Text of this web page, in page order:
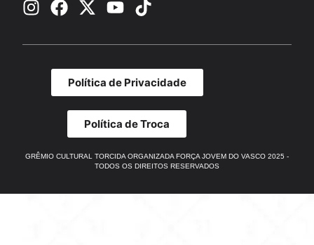
Política de Privacidade
Política de Troca
GRÊMIO CULTURAL TORCIDA ORGANIZADA FORÇA JOVEM DO VASCO 2025 -
TODOS OS DIREITOS RESERVADOS